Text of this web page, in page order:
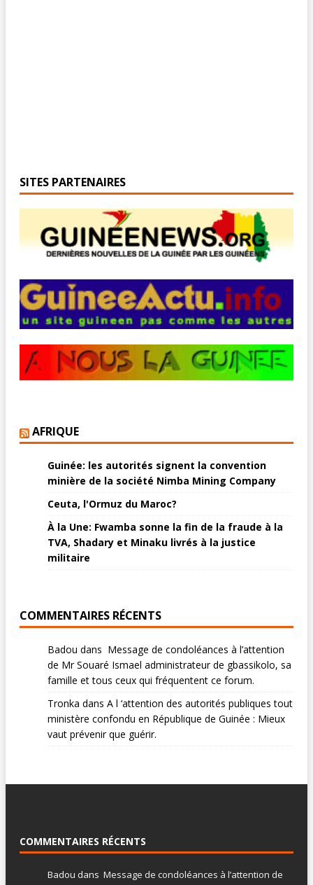
SITES PARTENAIRES
AFRIQUE
Guinée: les autorités signent la convention
minière de la société Nimba Mining Company
Ceuta, l'Ormuz du Maroc?
À la Une: Fwamba sonne la fin de la fraude à la
TVA, Shadary et Minaku livrés à la justice
militaire
COMMENTAIRES RÉCENTS
Badou dans Message de condoléances à l’attention
de Mr Souaré Ismael administrateur de gbassikolo, sa
famille et tous ceux qui fréquentent ce forum.
Tronka dans A l ‘attention des autorités publiques tout
ministère confondu en République de Guinée : Mieux
vaut prévenir que guérir.
COMMENTAIRES RÉCENTS
Badou dans Message de condoléances à l’attention de